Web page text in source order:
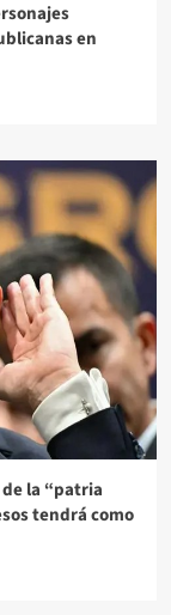
en
la “patria
tendrá como